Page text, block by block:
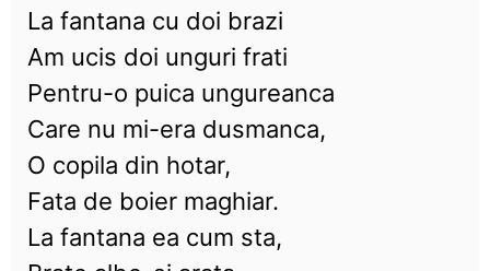
La fantana cu doi brazi
Am ucis doi unguri frati
Pentru-o puica ungureanca
Care nu mi-era dusmanca,
O copila din hotar,
Fata de boier maghiar.
La fantana ea cum sta,